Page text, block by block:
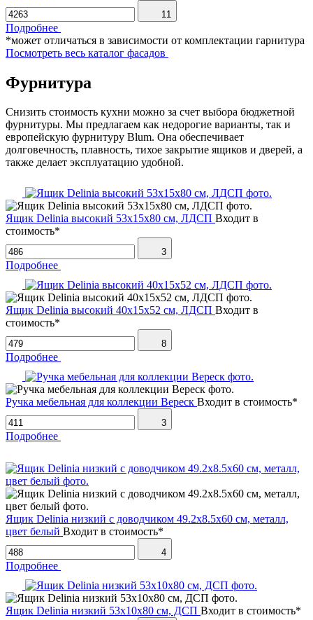
11
Подробнее
*может отличаться в зависимости от комплектации гарнитура
Посмотреть весь каталог фасадов
Фурнитура
Снизить стоимость кухни можно за счет выбора бюджетной
фурнитуры. Мы предлагаем как недорогие варианты, так и
европейскую фурнитуру Blum. Она обеспечивает
долговечность, плавность, тихое закрытие ящиков и дверей, а
также делает эксплуатацию удобной.
Ящик Delinia высокий 53х15х80 см, ЛДСП Входит в
стоимость*
3
Подробнее
Ящик Delinia высокий 40х15х52 см, ЛДСП Входит в
стоимость*
8
Подробнее
Ручка мебельная для коллекции Вереск Входит в стоимость*
3
Подробнее
Ящик Delinia низкий с доводчиком 49.2х8.5х60 см, металл,
цвет белый Входит в стоимость*
4
Подробнее
Ящик Delinia низкий 53х10х80 см, ДСП Входит в стоимость*